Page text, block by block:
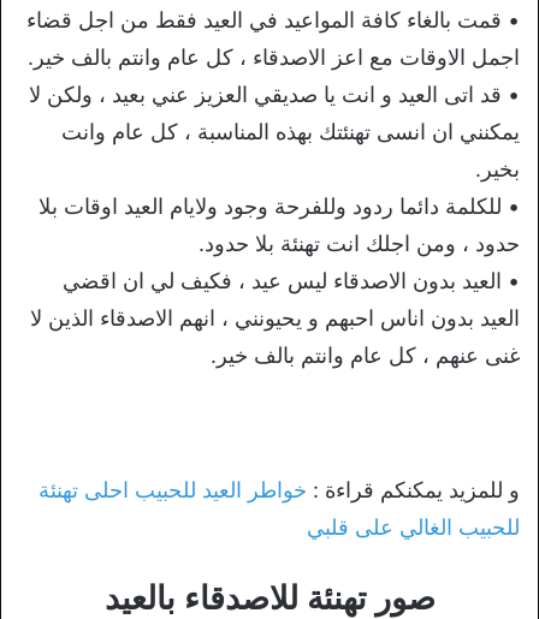
• قمت بالغاء كافة المواعيد في العيد فقط من اجل قضاء
اجمل الاوقات مع اعز الاصدقاء ، كل عام وانتم بالف خير.
• قد اتى العيد و انت يا صديقي العزيز عني بعيد ، ولكن لا
يمكنني ان انسى تهنئتك بهذه المناسبة ، كل عام وانت
بخير.
• للكلمة دائما ردود وللفرحة وجود ولايام العيد اوقات بلا
حدود ، ومن اجلك انت تهنئة بلا حدود.
• العيد بدون الاصدقاء ليس عيد ، فكيف لي ان اقضي
العيد بدون اناس احبهم و يحيونني ، انهم الاصدقاء الذين لا
غنى عنهم ، كل عام وانتم بالف خير.
و للمزيد يمكنكم قراءة : خواطر العيد للحبيب احلى تهنئة
للحبيب الغالي على قلبي
صور تهنئة للاصدقاء بالعيد